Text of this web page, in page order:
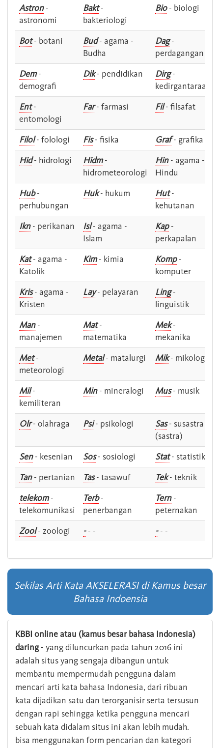
Astron-
astronomi
Bakt-
bakteriologi
Bio- biologi
Bot- botani Bud- agama -
Budha
Dag-
perdagangan
Dem-
demografi
Dik- pendidikan Dirg-
kedirgantaraan
Ent-
entomologi
Far- farmasi Fil- filsafat
Filol- folologi Fis- fisika Graf- grafika
Hid- hidrologi Hidm-
hidrometeorologi
Hin- agama -
Hindu
Hub-
perhubungan
Huk- hukum Hut-
kehutanan
Ikn- perikanan Isl- agama -
Islam
Kap-
perkapalan
Kat- agama -
Katolik
Kim- kimia Komp-
komputer
Kris- agama -
Kristen
Lay- pelayaran Ling-
linguistik
Man-
manajemen
Mat-
matematika
Mek-
mekanika
Met-
meteorologi
Metal- matalurgi Mik- mikologi
Mil-
kemiliteran
Min- mineralogi Mus- musik
Olr- olahraga Psi- psikologi Sas- susastra -
(sastra)
Sen- kesenian Sos- sosiologi Stat- statistik
Tan- pertanian Tas- tasawuf Tek- teknik
telekom-
telekomunikasi
Terb-
penerbangan
Tern-
peternakan
Zool- zoologi -- - -- -
Sekilas Arti Kata AKSELERASI di Kamus besar
Bahasa Indoensia
KBBI online atau (kamus besar bahasa Indonesia)
daring- yang diluncurkan pada tahun 2016 ini
adalah situs yang sengaja dibangun untuk
membantu mempermudah pengguna dalam
mencari arti kata bahasa Indonesia, dari ribuan
kata dijadikan satu dan terorganisir serta tersusun
dengan rapi sehingga ketika pengguna mencari
sebuah kata didalam situs ini akan lebih mudah.
bisa menggunakan form pencarian dan kategori